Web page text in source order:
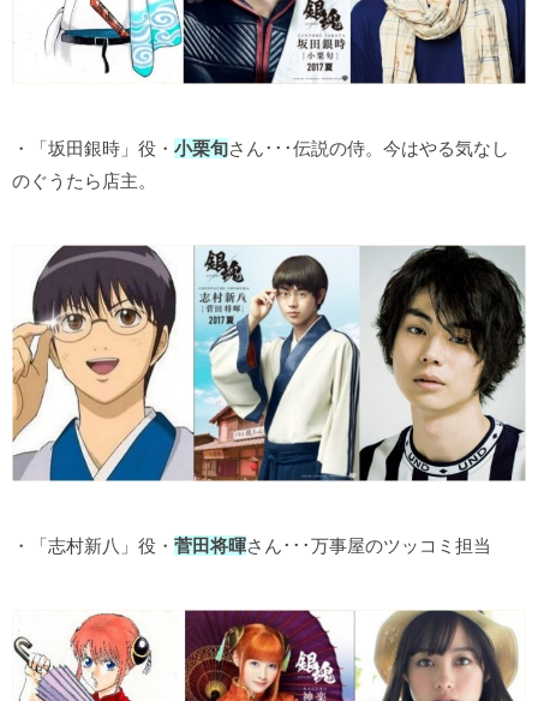
・「坂田銀時」役・ 小栗旬さん･･･伝説の侍。今はやる気なし
のぐうたら店主。
・「志村新八」役・ 菅田将暉さん･･･万事屋のツッコミ担当